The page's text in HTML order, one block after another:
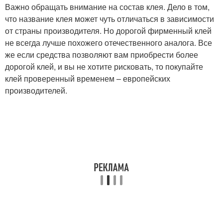
Важно обращать внимание на состав клея. Дело в том,
что название клея может чуть отличаться в зависимости
от страны производителя. Но дорогой фирменный клей
не всегда лучше похожего отечественного аналога. Все
же если средства позволяют вам приобрести более
дорогой клей, и вы не хотите рисковать, то покупайте
клей проверенный временем – европейских
производителей.